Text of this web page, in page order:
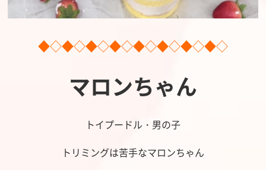
◆◇◆◇◆◇◆◇◆◇◆◇◆◇◆◇
マロンちゃん
トイプードル・男の子
トリミングは苦手なマロンちゃん